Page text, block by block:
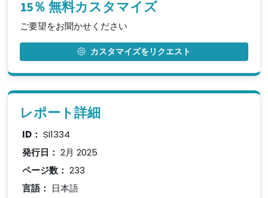
15％ 無料カスタマイズ
ご要望をお聞かせください
カスタマイズをリクエスト
レポート詳細
ID： SI1334
発行日： 2月 2025
ページ数： 233
言語： 日本語